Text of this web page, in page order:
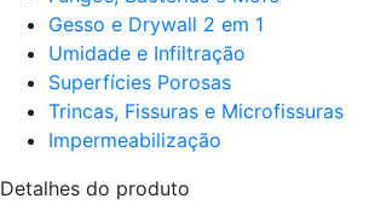
Gesso e Drywall 2 em 1
Umidade e Infiltração
Superfícies Porosas
Trincas, Fissuras e Microfissuras
Impermeabilização
Detalhes do produto